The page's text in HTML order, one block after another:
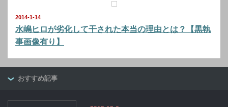
2014-1-14
水嶋ヒロが劣化して干された本当の理由とは？【黒執
事画像有り】
おすすめ記事